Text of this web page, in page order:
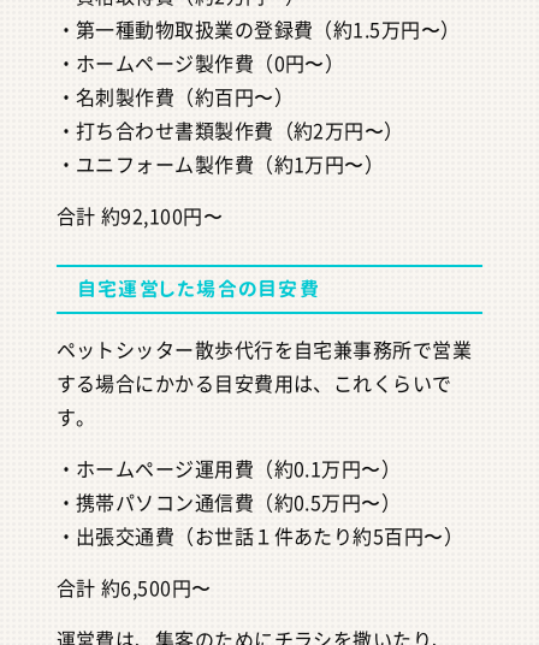
・第一種動物取扱業の登録費（約1.5万円〜）
・ホームページ製作費（0円〜）
・名刺製作費（約百円〜）
・打ち合わせ書類製作費（約2万円〜）
・ユニフォーム製作費（約1万円〜）
合計 約92,100円〜
自宅運営した場合の目安費
ペットシッター散歩代行を自宅兼事務所で営業
する場合にかかる目安費用は、これくらいで
す。
・ホームページ運用費（約0.1万円〜）
・携帯パソコン通信費（約0.5万円〜）
・出張交通費（お世話１件あたり約5百円〜）
合計 約6,500円〜
運営費は、集客のためにチラシを撒いたり、